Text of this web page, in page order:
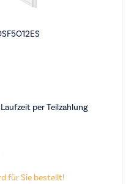
per Teilzahlung
für Sie bestellt!